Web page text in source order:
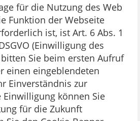
für die Nutzung des Web
Funktion der Webseite
ist, ist Art. 6 Abs. 1
(Einwilligung des
Sie beim ersten Aufruf
einen eingeblendeten
Einverständnis zur
können Sie
für die Zukunft